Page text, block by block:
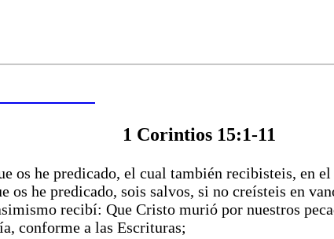
1 Corintios 15:1-11
os he predicado, el cual también recibisteis, en
os he predicado, sois salvos, si no creísteis en
recibí: Que Cristo murió por nuestros
conforme a las Escrituras;